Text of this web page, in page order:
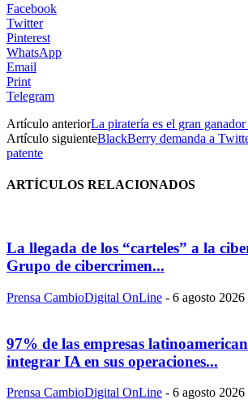
Facebook
Twitter
Pinterest
WhatsApp
Email
Print
Telegram
Artículo anteriorLa piratería es el gran
Artículo siguienteBlackBerry demanda a
patente
ARTÍCULOS RELACIONADOS
La llegada de los “carteles” a la
Grupo de cibercrimen...
Prensa CambioDigital OnLine - 6 agosto 2026
97% de las empresas
integrar IA en sus operaciones...
Prensa CambioDigital OnLine - 6 agosto 2026